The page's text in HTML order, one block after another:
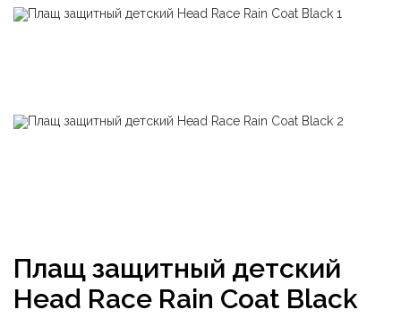
Плащ защитный детский
Head Race Rain Coat Black